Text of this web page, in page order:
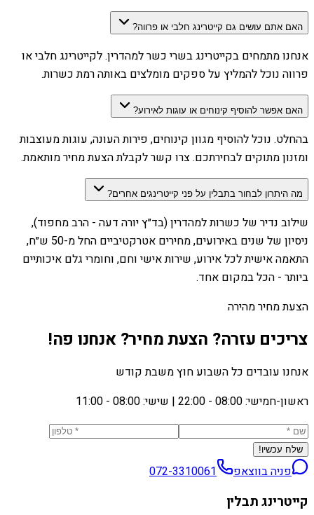
האם אתם עושים גם קייטרינג חלבי או פרווה?
אנחנו מתמחים בקייטרינג בשרי כשר למהדרין. לקייטרינג חלבי או
פרווה נוכל להמליץ על ספקים מומלצים באותה רמת כשרות.
האם אפשר להוסיף קינוחים או עוגות לאירוע?
בהחלט. נוכל להוסיף מגוון קינוחים, פירות העונה, עוגות מעוצבות
ומזנון מתוקים לבחירתכם. צרו קשר לקבלת הצעת מחיר מותאמת.
מה היתרון לבחור בתבלין על פני קייטרינגים אחרים?
שילוב נדיר של כשרות למהדרין (בד״ץ יורה דעה - הרב מחפוד),
ניסיון של שנים באירועים, מחירים אטרקטיביים החל מ-50 ש״ח,
התאמה אישית לכל אירוע, שירות אישי וחם, וחומרי גלם איכותיים
ביותר - הכל במקום אחד.
הצעת מחיר מהירה
צריכים עזרה? הצעת מחיר? אנחנו פה!
אנחנו עובדים כל השבוע חוץ משבת קודש
ראשון-חמישי: 08:00 - 22:00
| שישי: 08:00 - 11:00
שלח עכשיו!
פניה בווצאפ 072-3310061
קייטרינג תבלין